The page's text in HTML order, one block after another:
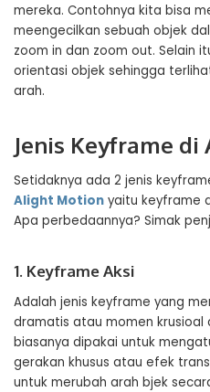
mereka. Contohnya kita bisa
meengecilkan sebuah objek
zoom in dan zoom out. Selain
orientasi objek sehingga
arah.
Jenis Keyframe
Setidaknya ada 2 jenis
Alight Motion yaitu keyframe
Apa perbedaannya? Simak
1. Keyframe Aksi
Adalah jenis keyframe yang
dramatis atau momen krusioal
biasanya dipakai untuk
gerakan khusus atau efek
untuk merubah arah bjek